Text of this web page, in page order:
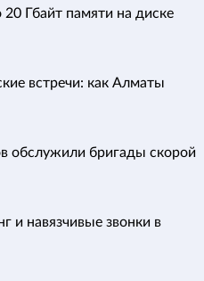
Гбайт памяти на диске
встречи: как Алматы
обслужили бригады скорой
и навязчивые звонки в